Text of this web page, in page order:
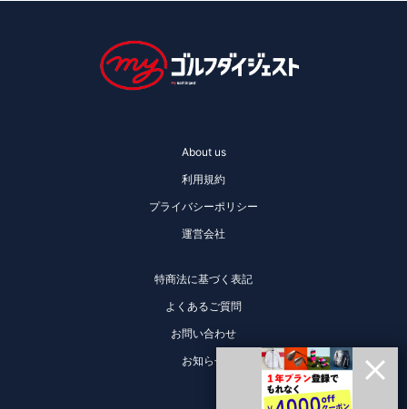
About us
利用規約
プライバシーポリシー
運営会社
特商法に基づく表記
よくあるご質問
お問い合わせ
お知らせ